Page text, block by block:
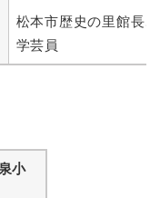
松本市歴史の里館長、
学芸員
小